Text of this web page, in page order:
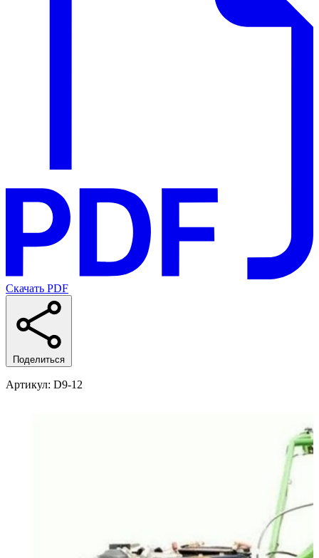
Скачать PDF
Поделиться
Артикул: D9-12